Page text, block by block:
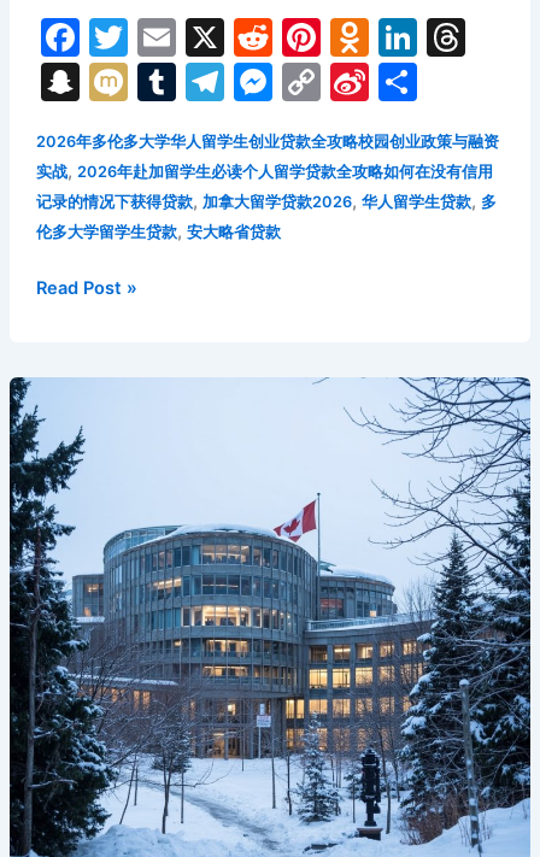
款
全
略：
金
斯
敦
与
实
用
指
南
F
a
c
e
b
o
o
k
T
w
itt
er
E
m
ai
l
X R
e
d
di
t
Pi
nt
er
e
st
O
d
n
o
kl
ki
Li
n
k
e
dI
T
a
d
S
a
p
c
h
M
ix
i
T
m
bl
r
T
el
e
gr
a
M
e
s
s
e
C
p
y
Si
n
a
W
分
2026年多伦多大学华人留学生创业贷款全攻略校园创业政策与融资
实战, 2026年赴加留学生必读个人留学贷款全攻略如何在没有信用
记录的情况下获得贷款, 加拿大留学贷款2026, 华人留学生贷款, 多
伦多大学留学生贷款, 安大略省贷款
多
大
学
华
人
留
学
生
必
读：
2026
年
加
拿
大
个
人
留
Read Post »